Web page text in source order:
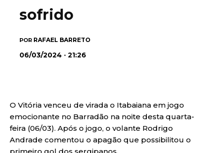
sofrido
POR RAFAEL BARRETO
06/03/2024 · 21:26
O Vitória venceu de virada o Itabaiana em jogo
emocionante no Barradão na noite desta quarta-
feira (06/03). Após o jogo, o volante Rodrigo
Andrade comentou o apagão que possibilitou o